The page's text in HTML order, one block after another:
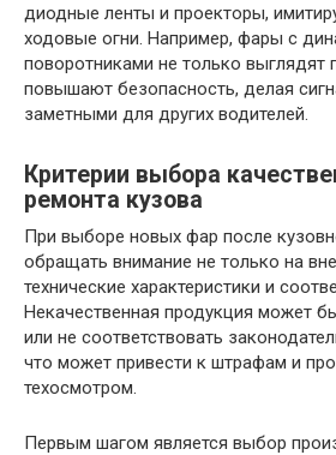
диодные ленты и проекторы,
ходовые огни. Например, фары с
поворотниками не только выглядят
повышают безопасность, делая
заметными для других водителей.
Критерии выбора
ремонта кузова
При выборе новых фар после
обращать внимание не только на
технические характеристики и
Некачественная продукция может
или не соответствовать
что может привести к штрафам и
техосмотром.
Первым шагом является выбор